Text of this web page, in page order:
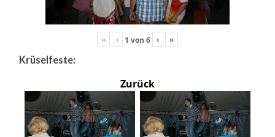
« ‹ 1 von 6 › »
Krüselfeste:
Zurück